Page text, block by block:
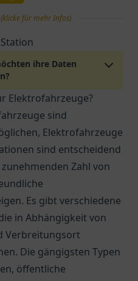
für mehr Infos)
ihre Daten
Elektrofahrzeuge?
sind
Elektrofahrzeuge
sind entscheidend
Zahl von
Es gibt verschiedene
in Abhängigkeit von
Verbreitungsort
Die gängigsten Typen
öffentliche